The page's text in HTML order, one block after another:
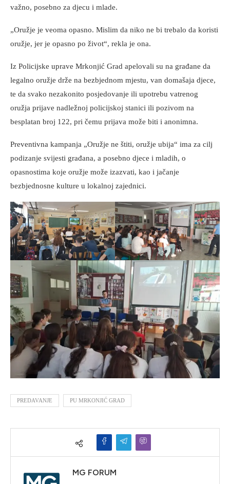
važno, posebno za djecu i mlade.
„Oružje je veoma opasno. Mislim da niko ne bi trebalo da koristi
oružje, jer je opasno po život“, rekla je ona.
Iz Policijske uprave Mrkonjić Grad apelovali su na građane da
legalno oružje drže na bezbjednom mjestu, van domašaja djece,
te da svako nezakonito posjedovanje ili upotrebu vatrenog
oružja prijave nadležnoj policijskoj stanici ili pozivom na
besplatan broj 122, pri čemu prijava može biti i anonimna.
Preventivna kampanja „Oružje ne štiti, oružje ubija“ ima za cilj
podizanje svijesti građana, a posebno djece i mladih, o
opasnostima koje oružje može izazvati, kao i jačanje
bezbjednosne kulture u lokalnoj zajednici.
PREDAVANJE PU MRKONJIĆ GRAD
MG FORUM